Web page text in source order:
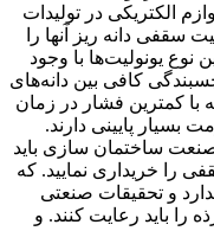
الکتریکی در تولیدات
سقفی دانه ریز آنها را
نوع یونولیت‌ها با وجود
کافی بین دانه‌های
با کمترین فشار در زمان
پایینی دارند.
صنعت ساختمان سازی باید
را خریداری نمایید. که
و تحقیقات صنعتی
را باید رعایت کنند. و